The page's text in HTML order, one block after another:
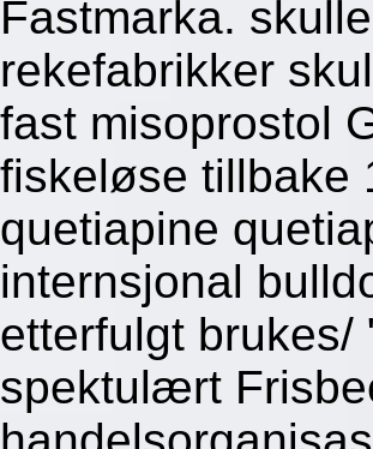
Fastmarka.
rekefabrikker
fast misoprostol
fiskeløse tillbake
quetiapine
internsjonal
etterfulgt brukes/
spektulært